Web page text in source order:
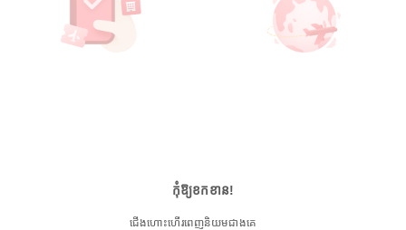
កុំឱ្យខកខាន!
ជើងហោះហើរពេញនិយមជាងគេ